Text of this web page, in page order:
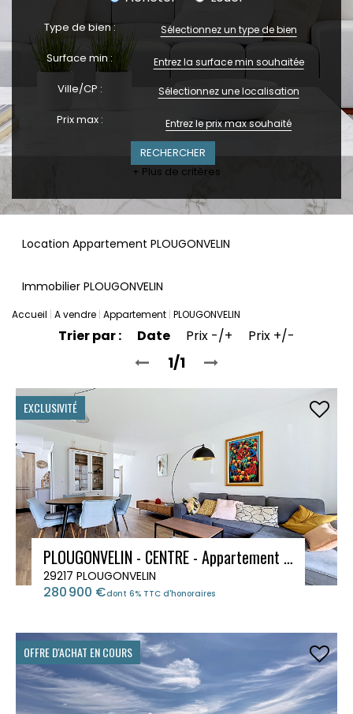
Type de bien : Sélectionnez un type de bien
Surface min :
Ville/CP : Sélectionnez une localisation
Prix max :
+ Plus de critères
Location Appartement PLOUGONVELIN
Immobilier PLOUGONVELIN
Accueil A vendre Appartement PLOUGONVELIN
Trier par : Date Prix -/+ Prix +/-
1/1
EXCLUSIVITÉ
PLOUGONVELIN - CENTRE - Appartement PMR 3 pièces 64.1m²
29217 PLOUGONVELIN
280 900 €dont 6% TTC d'honoraires
OFFRE D'ACHAT EN COURS